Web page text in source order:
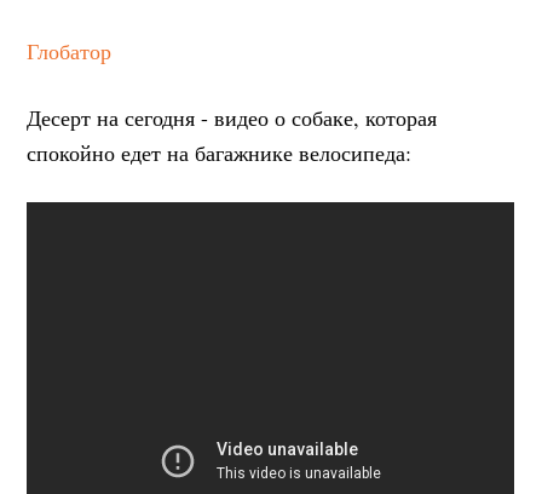
Глобатор
Десерт на сегодня - видео о собаке, которая
спокойно едет на багажнике велосипеда: